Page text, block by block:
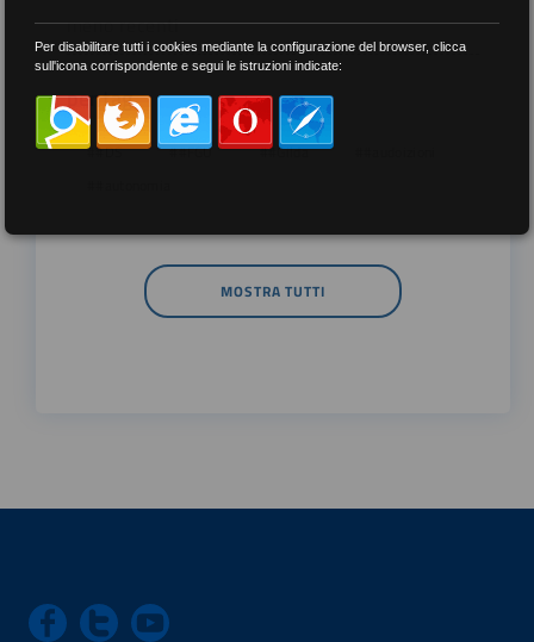
meno recenti
per tag
##DS ##FGU ##Gilda
MOSTRA TUTTI
Per disabilitare tutti i cookies mediante la configurazione del browser, clicca
sull'icona corrispondente e segui le istruzioni indicate: